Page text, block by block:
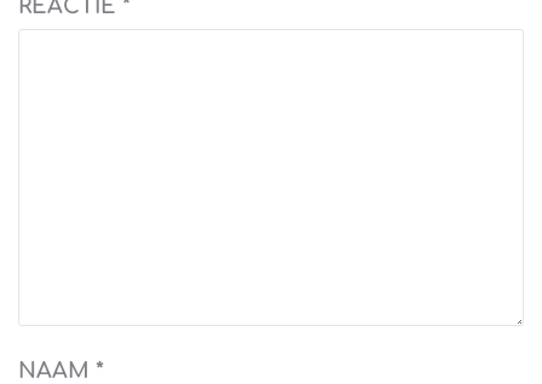
REACTIE *
NAAM *